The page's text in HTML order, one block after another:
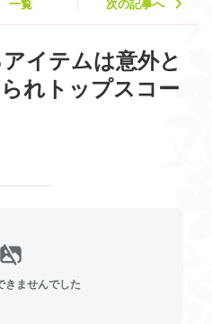
一覧 次の記事へ
イテムは意外と
れトップスコー
きませんでした